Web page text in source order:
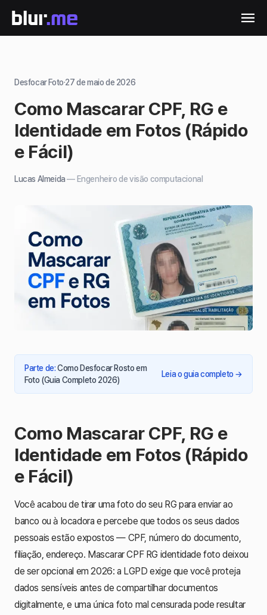
Desfocar Foto·27 de maio de 2026
Como Mascarar CPF, RG e
Identidade em Fotos (Rápido
e Fácil)
Lucas Almeida— Engenheiro de visão computacional
Parte de:Como Desfocar Rosto em
Foto (Guia Completo 2026)
Leia o guia completo →
Como Mascarar CPF, RG e
Identidade em Fotos (Rápido
e Fácil)
Você acabou de tirar uma foto do seu RG para enviar ao
banco ou à locadora e percebe que todos os seus dados
pessoais estão expostos — CPF, número do documento,
filiação, endereço. Mascarar CPF RG identidade foto deixou
de ser opcional em 2026: a LGPD exige que você proteja
dados sensíveis antes de compartilhar documentos
digitalmente, e uma única foto mal censurada pode resultar